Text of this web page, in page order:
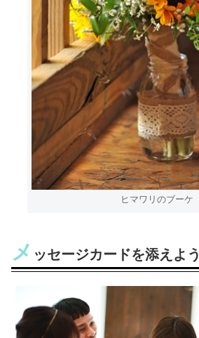
ヒマワリのブーケ
メ ッセージカードを添えよう